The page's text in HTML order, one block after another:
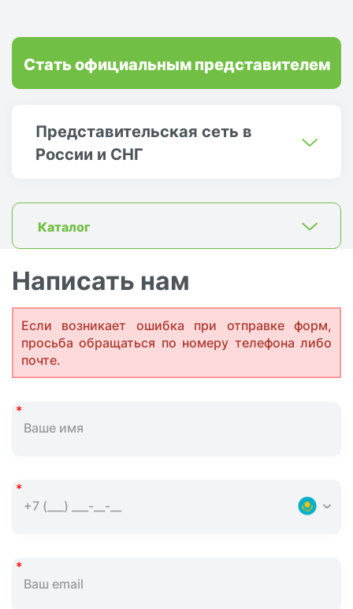
Представительская сеть в
России и СНГ
Стать официальным представителем
Каталог
Написать нам
Если возникает ошибка при отправке форм,
просьба обращаться по номеру телефона либо
почте.